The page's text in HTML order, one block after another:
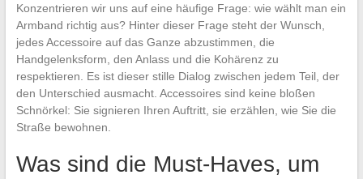
Konzentrieren wir uns auf eine häufige Frage: wie wählt man ein
Armband richtig aus? Hinter dieser Frage steht der Wunsch,
jedes Accessoire auf das Ganze abzustimmen, die
Handgelenksform, den Anlass und die Kohärenz zu
respektieren. Es ist dieser stille Dialog zwischen jedem Teil, der
den Unterschied ausmacht. Accessoires sind keine bloßen
Schnörkel: Sie signieren Ihren Auftritt, sie erzählen, wie Sie die
Straße bewohnen.
Was sind die Must-Haves, um